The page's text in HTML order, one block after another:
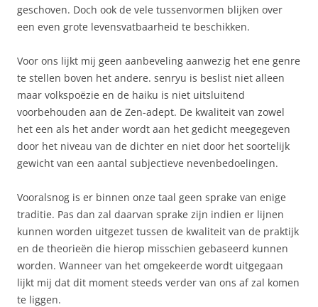
geschoven. Doch ook de vele tussenvormen blijken over
een even grote levensvatbaarheid te beschikken.
Voor ons lijkt mij geen aanbeveling aanwezig het ene genre
te stellen boven het andere. senryu is beslist niet alleen
maar volkspoëzie en de haiku is niet uitsluitend
voorbehouden aan de Zen-adept. De kwaliteit van zowel
het een als het ander wordt aan het gedicht meegegeven
door het niveau van de dichter en niet door het soortelijk
gewicht van een aantal subjectieve nevenbedoelingen.
Vooralsnog is er binnen onze taal geen sprake van enige
traditie. Pas dan zal daarvan sprake zijn indien er lijnen
kunnen worden uitgezet tussen de kwaliteit van de praktijk
en de theorieën die hierop misschien gebaseerd kunnen
worden. Wanneer van het omgekeerde wordt uitgegaan
lijkt mij dat dit moment steeds verder van ons af zal komen
te liggen.